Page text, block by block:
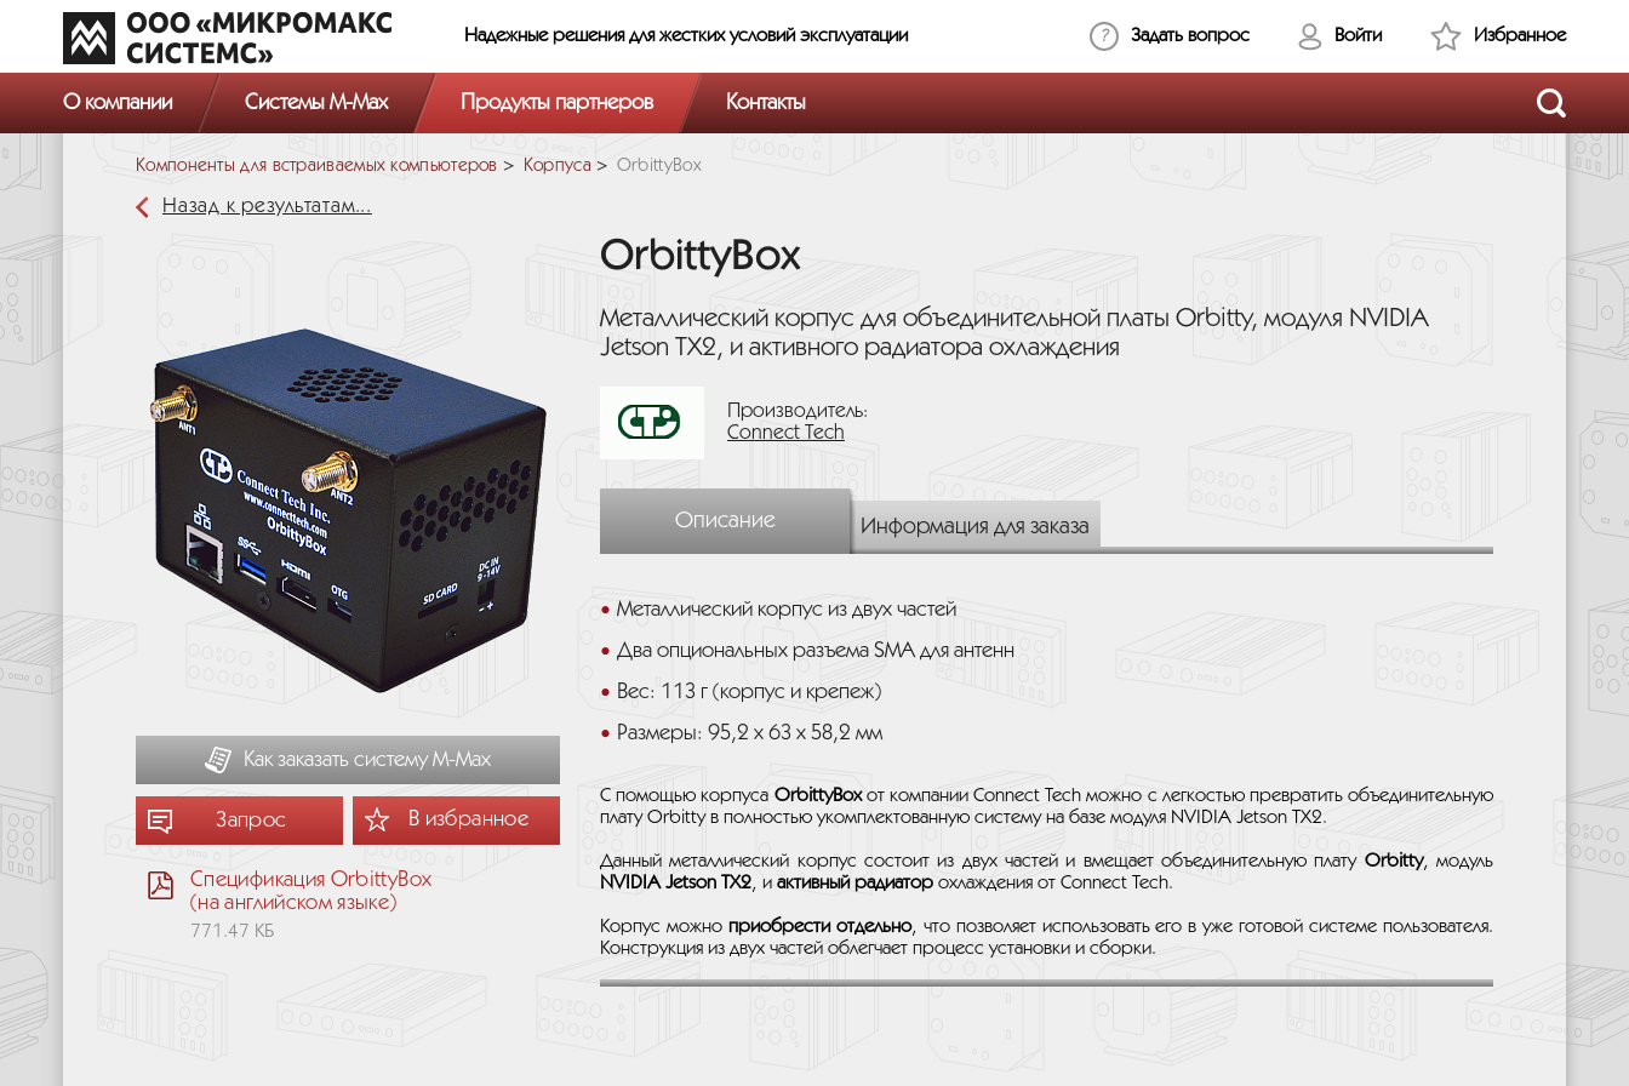
Надежные решения для жестких условий эксплуатации Задать вопрос Войти Избранное
О компании Системы M-Max Продукты партнеров Контакты
Компоненты для встраиваемых компьютеров Корпуса OrbittyBox
Назад к результатам...
Как заказать систему М-Мах
Запрос В избранное
Спецификация OrbittyBox
(на английском языке)
771.47 КБ
OrbittyBox
Металлический корпус для объединительной платы Orbitty, модуля NVIDIA
Jetson TX2, и активного радиатора охлаждения
Производитель:
Connect Tech
Описание Информация для заказа
Металлический корпус из двух частей
Два опциональных разъема SMA для антенн
Вес: 113 г (корпус и крепеж)
Размеры: 95,2 x 63 x 58,2 мм
С помощью корпуса OrbittyBoxот компании Connect Tech можно с легкостью превратить объединительную
плату Orbitty в полностью укомплектованную систему на базе модуля NVIDIA Jetson TX2.
Данный металлический корпус состоит из двух частей и вмещает объединительную плату Orbitty, модуль
NVIDIA Jetson TX2, и активный радиатор охлаждения от Connect Tech.
Корпус можно приобрести отдельно, что позволяет использовать его в уже готовой системе пользователя.
Конструкция из двух частей облегчает процесс установки и сборки.